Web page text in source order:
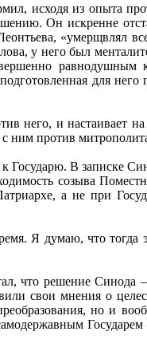
исходя из опыта
Он искренне
«умерщвлял
у него был
равнодушным
для
него, и настаивает
ним против
Государю. В записке
созыва
а не при
Я думаю, что тогда
что решение Синода
свои мнения о
но и